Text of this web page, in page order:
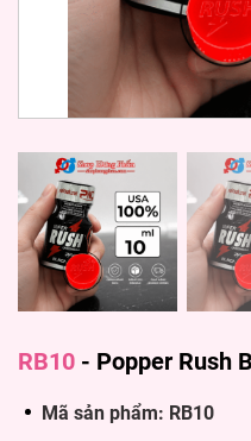
RB10 - Popper Rush
Mã sản phẩm: RB10